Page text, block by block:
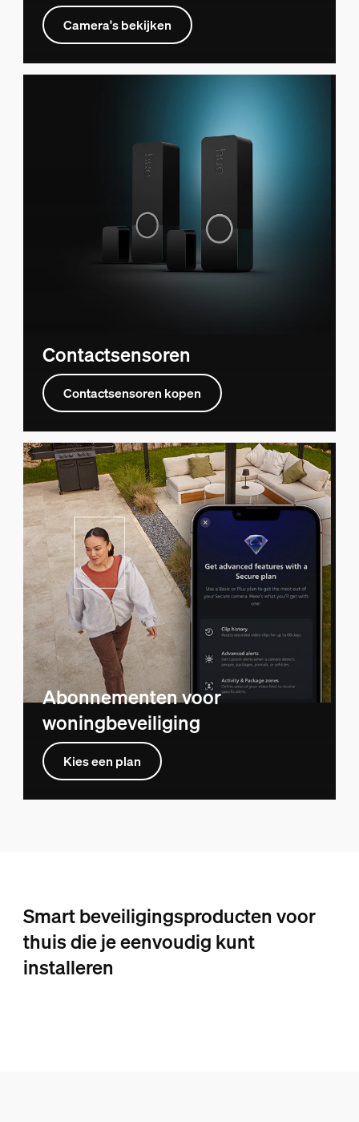
Camera's bekijken
Contactsensoren
Contactsensoren kopen
Abonnementen voor
woningbeveiliging
Kies een plan
Smart beveiligingsproducten voor
thuis die je eenvoudig kunt
installeren